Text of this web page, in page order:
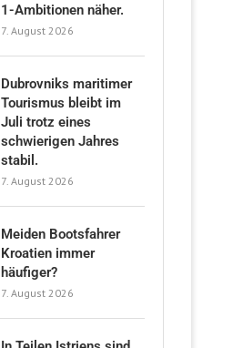
1-Ambitionen näher.
7. August 2026
Dubrovniks maritimer
Tourismus bleibt im
Juli trotz eines
schwierigen Jahres
stabil.
7. August 2026
Meiden Bootsfahrer
Kroatien immer
häufiger?
7. August 2026